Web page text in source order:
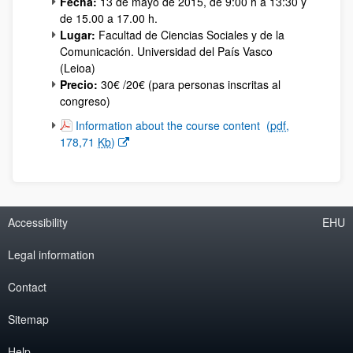
de 15.00 a 17.00 h.
Lugar: Facultad de Ciencias Sociales y de la
Comunicación. Universidad del País Vasco
(Leioa)
Precio: 30€ /20€ (para personas inscritas al
congreso)
(Opens New Window)
Information about the course content (pdf,
178,71 Kb)
Accessibility
Legal information
Contact
Sitemap
EHU